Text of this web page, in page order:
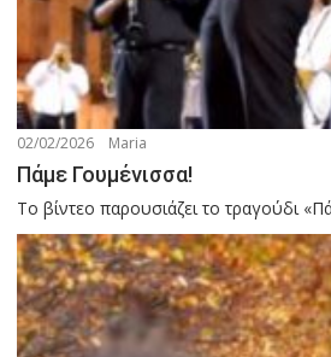
02/02/2026 Maria
Πάμε Γουμένισσα!
Το βίντεο παρουσιάζει το τραγούδι